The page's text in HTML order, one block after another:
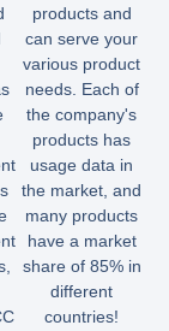
products and
can serve your
various product
needs. Each of
the company's
products has
usage data in
the market, and
many products
have a market
share of 85% in
different
countries!